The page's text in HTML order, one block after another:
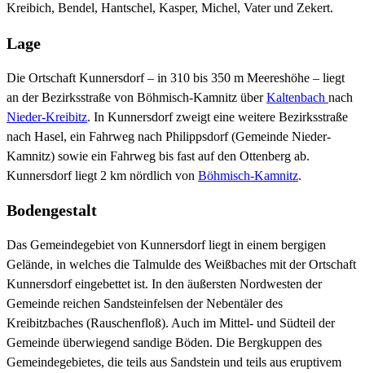
Kreibich, Bendel, Hantschel, Kasper, Michel, Vater und Zekert.
Lage
Die Ortschaft Kunnersdorf – in 310 bis 350 m Meereshöhe – liegt
an der Bezirksstraße von Böhmisch-Kamnitz überKaltenbach nach
Nieder-Kreibitz. In Kunnersdorf zweigt eine weitere Bezirksstraße
nach Hasel, ein Fahrweg nach Philippsdorf (Gemeinde Nieder-
Kamnitz) sowie ein Fahrweg bis fast auf den Ottenberg ab.
Kunnersdorf liegt 2 km nördlich von Böhmisch-Kamnitz.
Bodengestalt
Das Gemeindegebiet von Kunnersdorf liegt in einem bergigen
Gelände, in welches die Talmulde des Weißbaches mit der Ortschaft
Kunnersdorf eingebettet ist. In den äußersten Nordwesten der
Gemeinde reichen Sandsteinfelsen der Nebentäler des
Kreibitzbaches (Rauschenfloß). Auch im Mittel- und Südteil der
Gemeinde überwiegend sandige Böden. Die Bergkuppen des
Gemeindegebietes, die teils aus Sandstein und teils aus eruptivem